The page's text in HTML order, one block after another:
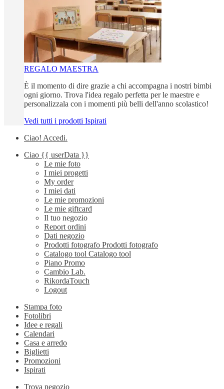
REGALO MAESTRA
È il momento di dire grazie a chi accompagna i nostri bimbi
ogni giorno. Trova l'idea regalo perfetta per le maestre e
personalizzala con i momenti più belli dell'anno scolastico!
Vedi tutti i prodotti Ispirati
Ciao! Accedi.
Ciao {{ userData }}
Le mie foto
I miei progetti
My order
I miei dati
Le mie promozioni
Le mie giftcard
Il tuo negozio
Report ordini
Dati negozio
Prodotti fotografo Prodotti fotografo
Catalogo tool Catalogo tool
Piano Promo
Cambio Lab.
RikordaTouch
Logout
Stampa foto
Fotolibri
Idee e regali
Calendari
Casa e arredo
Biglietti
Promozioni
Ispirati
Trova negozio